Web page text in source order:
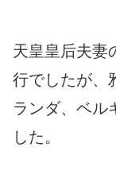
天皇皇后夫妻
行でしたが、
ランダ、ベル
した。